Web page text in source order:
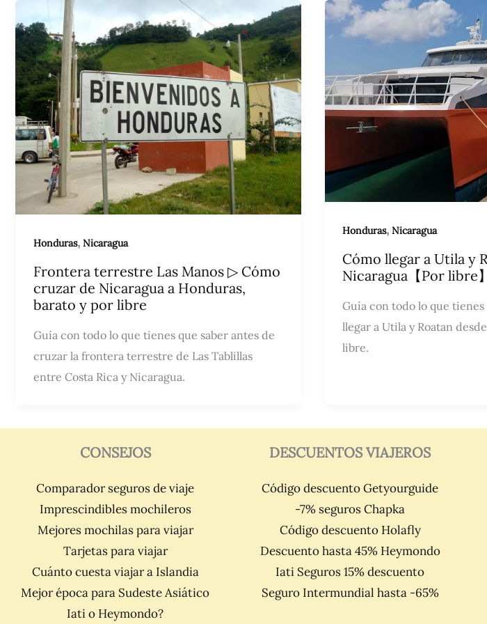
contenido
Honduras, Nicaragua
Frontera terrestre Las Manos ▷ Cómo
cruzar de Nicaragua a Honduras,
barato y por libre
Guía con todo lo que tienes que saber antes de
cruzar la frontera terrestre de Las Tablillas
entre Costa Rica y Nicaragua.
Honduras,Nicaragua
Cómo llegar a Utila y
Nicaragua【Por libre】
Guía con todo lo que tienes
llegar a Utila y Roatan
libre.
CONSEJOS
Comparador seguros de viaje
Imprescindibles mochileros
Mejores mochilas para viajar
Tarjetas para viajar
Cuánto cuesta viajar a Islandia
Mejor época para Sudeste Asiático
Iati o Heymondo?
DESCUENTOS VIAJEROS
Código descuento Getyourguide
-7% seguros Chapka
Código descuento Holafly
Descuento hasta 45% Heymondo
Iati Seguros 15% descuento
Seguro Intermundial hasta -65%